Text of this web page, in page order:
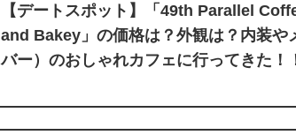
【デートスポット】「49th Parallel
and Bakey」の価格は？外観は？内装や
バー）のおしゃれカフェに行ってきた！